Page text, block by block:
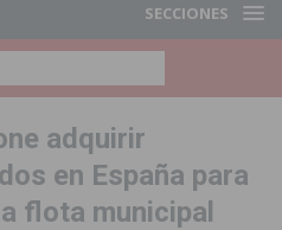
SECCIONES
adquirir
en España para
flota municipal